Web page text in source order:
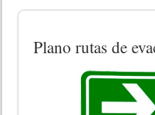
Plano rutas de